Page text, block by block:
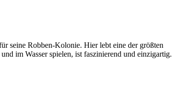
seine Robben-Kolonie. Hier lebt eine der größten
im Wasser spielen, ist faszinierend und einzigartig.